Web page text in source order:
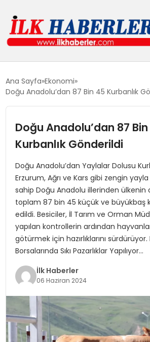
EKONOMI
MAGAZIN
SIYASET
SPOR
Ana Sayfa Ekonomi
Doğu Anadolu’dan 87 Bin 45 Kurbanlık
Doğu Anadolu’dan 87
Kurbanlık Gönderildi
Doğu Anadolu’dan Yaylalar Dolusu
Erzurum, Ağrı ve Kars gibi zengin
sahip Doğu Anadolu illerinden ülkenin
toplam 87 bin 45 küçük ve büyükbaş
edildi. Besiciler, İl Tarım ve Orman
yapılan kontrollerin ardından
götürmek için hazırlıklarını
Borsalarında Sıkı Pazarlıklar Yapılıyor…
İlk Haberler
06 Haziran 2024